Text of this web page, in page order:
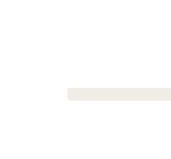
DEKORACE MÝDLOVÁ KYTICE